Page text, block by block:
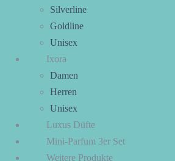
Silverline
Goldline
Unisex
Ixora
Damen
Herren
Unisex
Luxus Düfte
Mini-Parfum 3er Set
Weitere Produkte